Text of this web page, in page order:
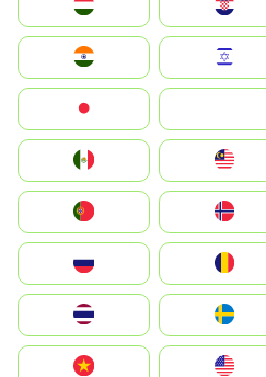
Hrvatska
Magyarország
Indonesia
South Korea
Nederland
Portugal
România
Slovensko
United States
Vietnam